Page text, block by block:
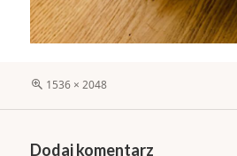
Pełny
1536 × 2048
Dodaj komentarz